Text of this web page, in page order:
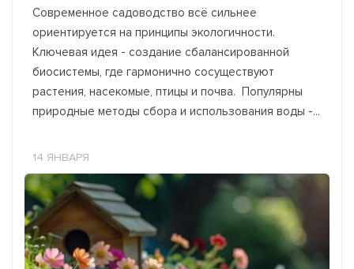
Современное садоводство всё сильнее
ориентируется на принципы экологичности.
Ключевая идея - создание сбалансированной
биосистемы, где гармонично сосуществуют
растения, насекомые, птицы и почва. Популярны
природные методы сбора и использования воды -...
14 ЯНВАРЯ